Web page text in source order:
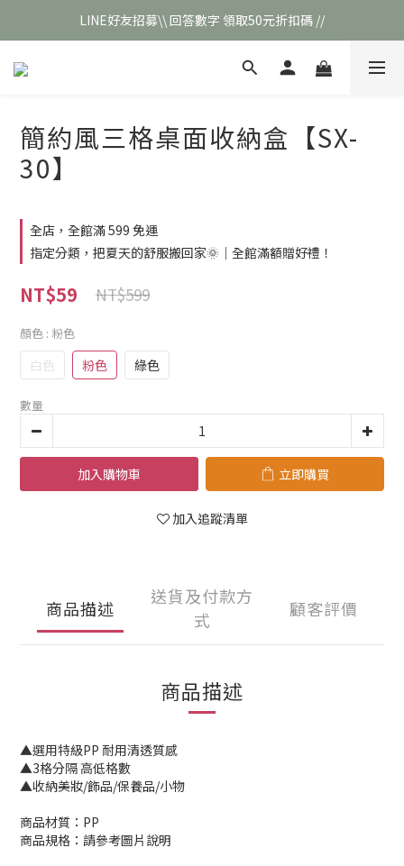
\\新會員註冊// 贈100元購物金❣️
LINE好友招募\\ 回答數字 領取50元折扣碼 //
\\新會員註冊// 贈100元購物金❣️
簡約風三格桌面收納盒【SX-
30】
全店，全館滿 599 免運
指定分類，把夏天的舒服搬回家🌞｜全館滿額贈好禮！
NT$59 NT$599
顏色 : 粉色
白色 粉色 綠色
數量
加入購物車 立即購買
加入追蹤清單
商品描述
送貨及付款方
式
顧客評價
商品描述
▲選用特級PP 耐用清透質感
▲3格分隔 高低格數
▲收納美妝/飾品/保養品/小物
商品材質：PP
商品規格：請參考圖片說明